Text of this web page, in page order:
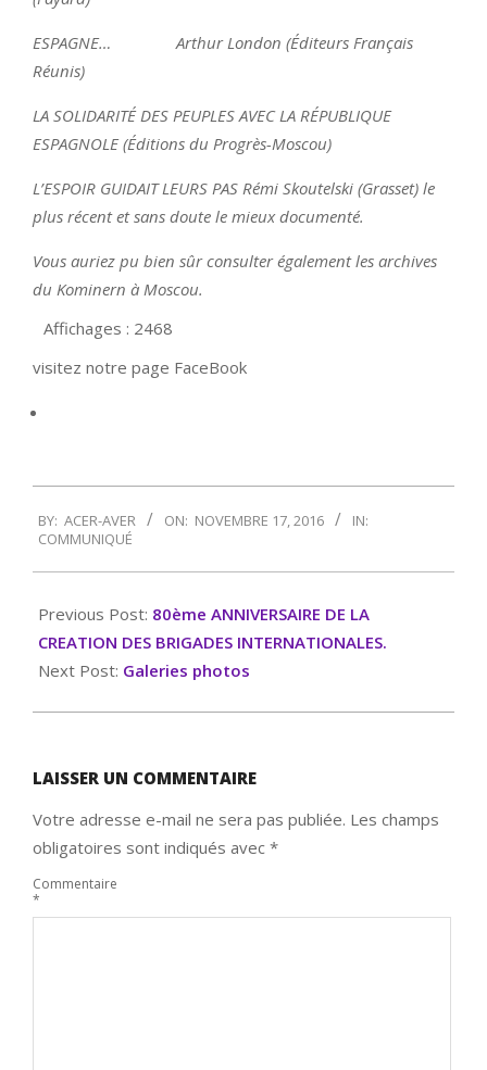
ESPAGNE… Arthur London (Éditeurs Français
Réunis)
LA SOLIDARITÉ DES PEUPLES AVEC LA RÉPUBLIQUE
ESPAGNOLE (Éditions du Progrès-Moscou)
L’ESPOIR GUIDAIT LEURS PAS Rémi Skoutelski (Grasset) le
plus récent et sans doute le mieux documenté.
Vous auriez pu bien sûr consulter également les archives
du Kominern à Moscou.
Affichages : 2468
visitez notre page FaceBook
11-
BY: ACER-AVER ON: NOVEMBRE 17, 2016
IN:
COMMUNIQUÉ
Previous Post: 80ème ANNIVERSAIRE DE LA
CREATION DES BRIGADES INTERNATIONALES.
Next Post: Galeries photos
LAISSER UN COMMENTAIRE
Votre adresse e-mail ne sera pas publiée. Les champs
obligatoires sont indiqués avec *
Commentaire
*